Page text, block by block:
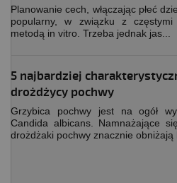
Planowanie cech, włączając płeć
popularny, w związku z częstymi
metodą in vitro. Trzeba jednak jas...
5 najbardziej
drożdżycy pochwy
Grzybica pochwy jest na ogół
Candida albicans. Namnażające
drożdżaki pochwy znacznie obniżają